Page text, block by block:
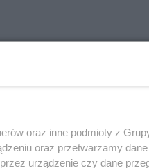
oraz inne podmioty z
oraz przetwarzamy
urządzenie czy dane